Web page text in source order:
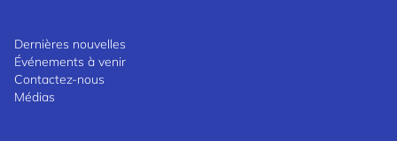
Dernières nouvelles
Événements à venir
Contactez-nous
Médias